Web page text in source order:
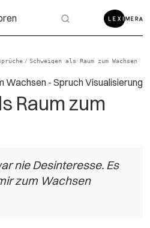
/ Schweigen als Raum zum Wachsen
Raum zum
nie Desinteresse. Es
zum Wachsen